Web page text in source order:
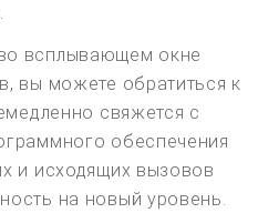
всплывающем окне
вы можете обратиться к
свяжется с
обеспечения
и исходящих вызовов
на новый уровень.